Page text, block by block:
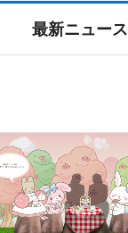
最新ニュース